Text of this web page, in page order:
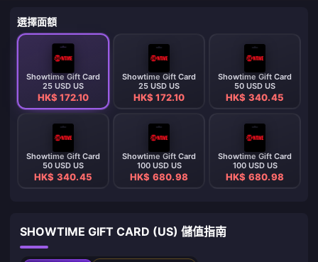
選擇面額
Showtime Gift Card
25 USD US
HK$ 172.10
Showtime Gift Card
25 USD US
HK$ 172.10
Showtime Gift Card
50 USD US
HK$ 340.45
Showtime Gift Card
50 USD US
HK$ 340.45
Showtime Gift Card
100 USD US
HK$ 680.98
Showtime Gift Card
100 USD US
HK$ 680.98
SHOWTIME GIFT CARD (US) 儲值指南